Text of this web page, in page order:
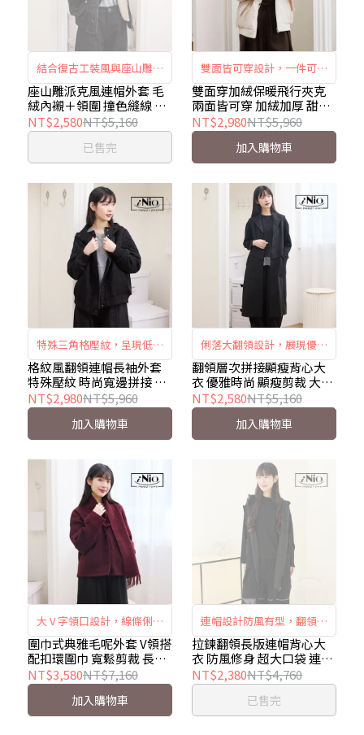
結合復古工裝風與座山雕元
素，風格鮮明有個性。 毛絨
內襯搭配毛海領口，層次感
豐富。 派克大衣風格剪裁，
線條俐落耐看。 撞色縫線與
點。
座山雕派克風連帽外套 毛
絨內襯＋領圍 撞色縫線 時
尚個性 連帽外套 iNio衣著
美學 CEW4843
NT$2,580NT$5,160
已售完
雙面皆可穿設計，一件可切
換不同造型風格。 加絨加厚
內裡，秋冬穿著更有包覆
感。 彈性收縮袖口設計，活
動時更穩定俐落。 連帽外套
手。
雙面穿加絨保暖飛行夾克
兩面皆可穿 加絨加厚 甜美
百搭 連帽外套 iNio衣著美
學 CEW4842
NT$2,980NT$5,960
加入購物車
特殊三角格壓紋，呈現低調
有型的紋理層次。 袖口、下
襬與拉鍊採彈性寬邊設計，
線條俐落穩定。 錨釘裝飾點
綴，細節增添個性風格。 翻
穿性。
格紋風翻領連帽長袖外套
特殊壓紋 時尚寬邊拼接 保
暖連帽外套 iNio衣著美學
CEW4840
NT$2,980NT$5,960
加入購物車
俐落大翻領設計，展現優雅
大衣輪廓。 前 V 後倒 U 層次
拼接，營造兩件式視覺風
情。 兩側大口袋配置，兼具
造型與實用性。 長版背心大
翻領層次拼接顯瘦背心大
衣 優雅時尚 顯瘦剪裁 大衣
風情 背心大衣 iNio衣著美
學 CEW4839
NT$2,580NT$5,160
加入購物車
大 V 字領口設計，線條俐落
展現典雅氛圍。 附扣環式圍
巾，一件即完成造型層次。
一件套裝設計（外套＋圍
巾），穿搭便利不費心。 毛
圍巾式典雅毛呢外套 V領搭
配扣環圍巾 寬鬆剪裁 長袖
上衣外套 iNio衣著美學
CDW4734
NT$3,580NT$7,160
加入購物車
連帽設計防風有型，翻領剪
裁增添大衣風情，長版設計
修身自在，超大口袋時尚有
型，及膝長度保暖舒適。
拉鍊翻領長版連帽背心大
衣 防風修身 超大口袋 連帽
背心外套 iNio衣著美學
CEW4810
NT$2,380NT$4,760
已售完